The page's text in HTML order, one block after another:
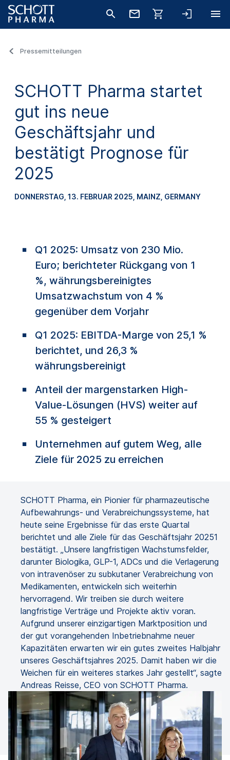
Pressemitteilungen
SCHOTT Pharma startet
gut ins neue
Geschäftsjahr und
bestätigt Prognose für
2025
DONNERSTAG, 13. FEBRUAR 2025 , MAINZ, GERMANY
Q1 2025: Umsatz von 230 Mio.
Euro; berichteter Rückgang von 1
%, währungsbereinigtes
Umsatzwachstum von 4 %
gegenüber dem Vorjahr
Q1 2025: EBITDA-Marge von 25,1 %
berichtet, und 26,3 %
währungsbereinigt
Anteil der margenstarken High-
Value-Lösungen (HVS) weiter auf
55 % gesteigert
Unternehmen auf gutem Weg, alle
Ziele für 2025 zu erreichen
SCHOTT Pharma, ein Pionier für pharmazeutische
Aufbewahrungs- und Verabreichungssysteme, hat
heute seine Ergebnisse für das erste Quartal
berichtet und alle Ziele für das Geschäftsjahr 20251
bestätigt. „Unsere langfristigen Wachstumsfelder,
darunter Biologika, GLP-1, ADCs und die Verlagerung
von intravenöser zu subkutaner Verabreichung von
Medikamenten, entwickeln sich weiterhin
hervorragend. Wir treiben sie durch weitere
langfristige Verträge und Projekte aktiv voran.
Aufgrund unserer einzigartigen Marktposition und
der gut vorangehenden Inbetriebnahme neuer
Kapazitäten erwarten wir ein gutes zweites Halbjahr
unseres Geschäftsjahres 2025. Damit haben wir die
Weichen für ein weiteres starkes Jahr gestellt“, sagte
Andreas Reisse, CEO von SCHOTT Pharma.